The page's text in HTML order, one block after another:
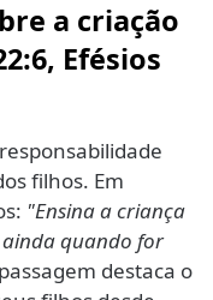
a criação
Efésios
filhos. Em
"Ensina a criança
ainda quando for
destaca o